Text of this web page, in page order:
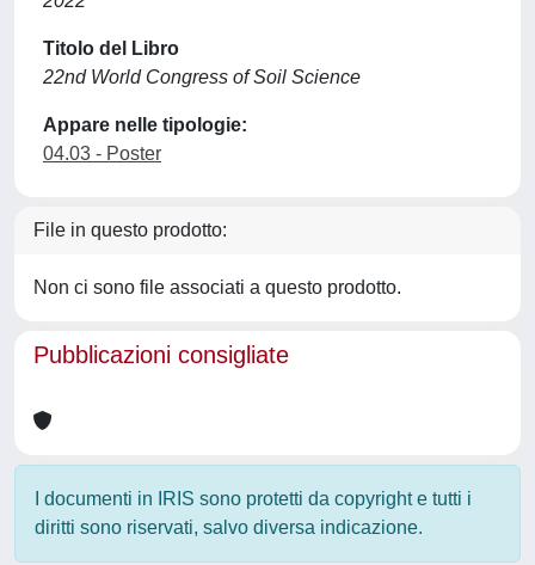
Titolo del Libro
22nd World Congress of Soil Science
Appare nelle tipologie:
04.03 - Poster
File in questo prodotto:
Non ci sono file associati a questo prodotto.
Pubblicazioni consigliate
I documenti in IRIS sono protetti da copyright e tutti i
diritti sono riservati, salvo diversa indicazione.